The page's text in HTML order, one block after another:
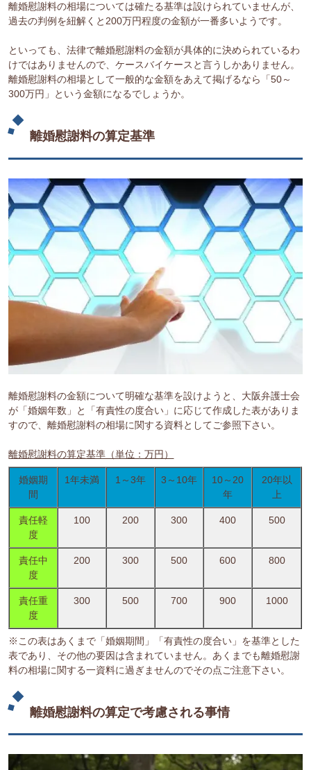
離婚慰謝料の相場については確たる基準は設けられていませんが、
過去の判例を紐解くと200万円程度の金額が一番多いようです。
といっても、法律で離婚慰謝料の金額が具体的に決められているわ
けではありませんので、ケースバイケースと言うしかありません。
離婚慰謝料の相場として一般的な金額をあえて掲げるなら「50～
300万円」という金額になるでしょうか。
離婚慰謝料の算定基準
離婚慰謝料の金額について明確な基準を設けようと、大阪弁護士会
が「婚姻年数」と「有責性の度合い」に応じて作成した表がありま
すので、離婚慰謝料の相場に関する資料としてご参照下さい。
離婚慰謝料の算定基準（単位：万円）
婚姻期
間
1年未満 1～3年 3～10年
10～20
年
20年以
上
責任軽
度
100 200 300 400 500
責任中
度
200 300 500 600 800
責任重
度
300 500 700 900 1000
※この表はあくまで「婚姻期間」「有責性の度合い」を基準とした
表であり、その他の要因は含まれていません。あくまでも離婚慰謝
料の相場に関する一資料に過ぎませんのでその点ご注意下さい。
離婚慰謝料の算定で考慮される事情